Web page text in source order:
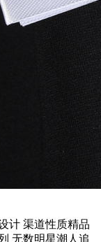
计 渠道性质精品
无数明星潮人追